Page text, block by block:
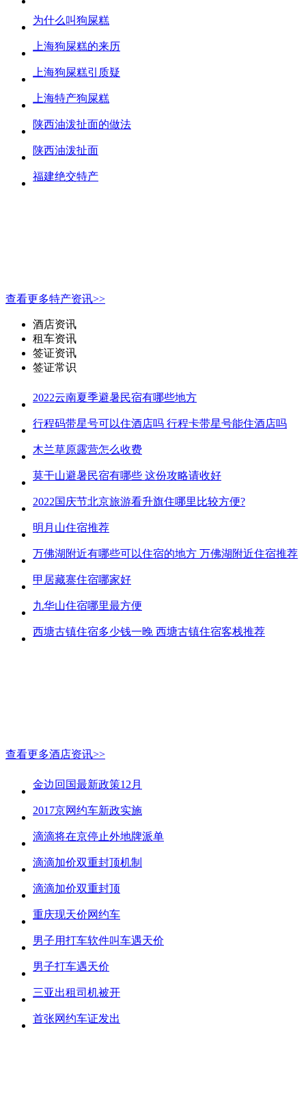
为什么叫狗屎糕
上海狗屎糕的来历
上海狗屎糕引质疑
上海特产狗屎糕
陕西油泼扯面的做法
陕西油泼扯面
福建绝交特产
查看更多特产资讯>>
酒店资讯
租车资讯
签证资讯
签证常识
2022云南夏季避暑民宿有哪些地方
行程码带星号可以住酒店吗 行程卡带星号能住酒店吗
木兰草原露营怎么收费
莫干山避暑民宿有哪些 这份攻略请收好
2022国庆节北京旅游看升旗住哪里比较方便?
明月山住宿推荐
万佛湖附近有哪些可以住宿的地方 万佛湖附近住宿推荐
甲居藏寨住宿哪家好
九华山住宿哪里最方便
西塘古镇住宿多少钱一晚 西塘古镇住宿客栈推荐
查看更多酒店资讯>>
金边回国最新政策12月
2017京网约车新政实施
滴滴将在京停止外地牌派单
滴滴加价双重封顶机制
滴滴加价双重封顶
重庆现天价网约车
男子用打车软件叫车遇天价
男子打车遇天价
三亚出租司机被开
首张网约车证发出